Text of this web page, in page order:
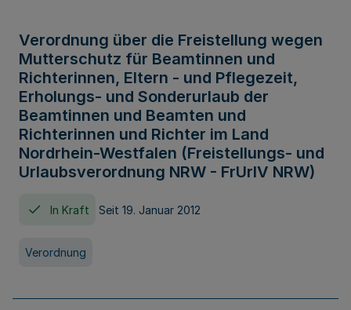
Verordnung über die Freistellung wegen
Mutterschutz für Beamtinnen und
Richterinnen, Eltern - und Pflegezeit,
Erholungs- und Sonderurlaub der
Beamtinnen und Beamten und
Richterinnen und Richter im Land
Nordrhein-Westfalen (Freistellungs- und
Urlaubsverordnung NRW - FrUrlV NRW)
In Kraft Seit 19. Januar 2012
Verordnung